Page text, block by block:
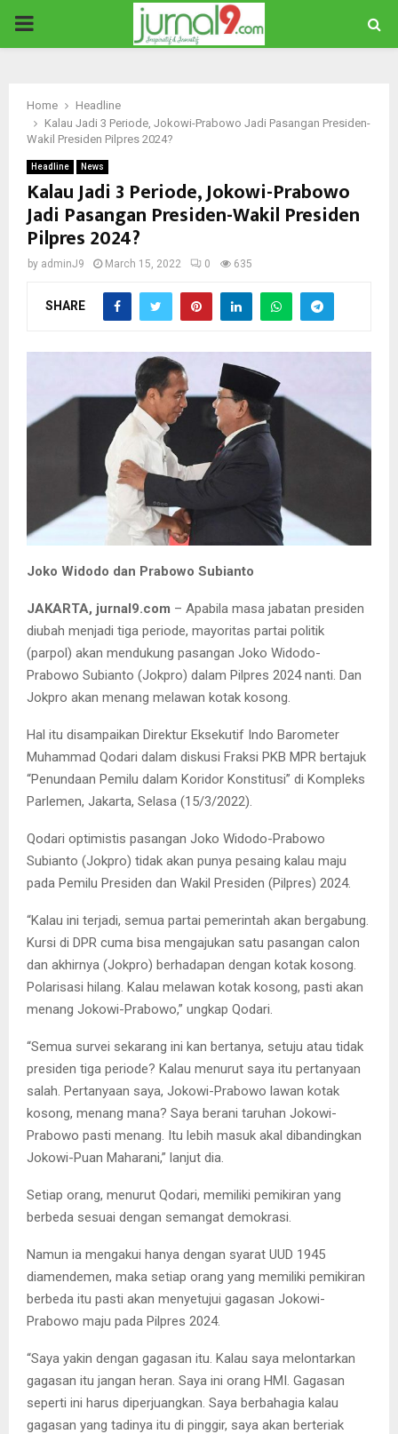
PRIMARY
Home
Headline
Kalau Jadi 3 Periode, Jokowi-Prabowo Jadi Pasangan Presiden-
Wakil Presiden Pilpres 2024?
Headline News
Kalau Jadi 3 Periode, Jokowi-Prabowo
Jadi Pasangan Presiden-Wakil Presiden
Pilpres 2024?
by adminJ9 March 15, 2022 0 635
SHARE
Joko Widodo dan Prabowo Subianto
JAKARTA, jurnal9.com – Apabila masa jabatan presiden
diubah menjadi tiga periode, mayoritas partai politik
(parpol) akan mendukung pasangan Joko Widodo-
Prabowo Subianto (Jokpro) dalam Pilpres 2024 nanti. Dan
Jokpro akan menang melawan kotak kosong.
Hal itu disampaikan Direktur Eksekutif Indo Barometer
Muhammad Qodari dalam diskusi Fraksi PKB MPR bertajuk
“Penundaan Pemilu dalam Koridor Konstitusi” di Kompleks
Parlemen, Jakarta, Selasa (15/3/2022).
Qodari optimistis pasangan Joko Widodo-Prabowo
Subianto (Jokpro) tidak akan punya pesaing kalau maju
pada Pemilu Presiden dan Wakil Presiden (Pilpres) 2024.
“Kalau ini terjadi, semua partai pemerintah akan bergabung.
Kursi di DPR cuma bisa mengajukan satu pasangan calon
dan akhirnya (Jokpro) berhadapan dengan kotak kosong.
Polarisasi hilang. Kalau melawan kotak kosong, pasti akan
menang Jokowi-Prabowo,” ungkap Qodari.
“Semua survei sekarang ini kan bertanya, setuju atau tidak
presiden tiga periode? Kalau menurut saya itu pertanyaan
salah. Pertanyaan saya, Jokowi-Prabowo lawan kotak
kosong, menang mana? Saya berani taruhan Jokowi-
Prabowo pasti menang. Itu lebih masuk akal dibandingkan
Jokowi-Puan Maharani,” lanjut dia.
Setiap orang, menurut Qodari, memiliki pemikiran yang
berbeda sesuai dengan semangat demokrasi.
Namun ia mengakui hanya dengan syarat UUD 1945
diamendemen, maka setiap orang yang memiliki pemikiran
berbeda itu pasti akan menyetujui gagasan Jokowi-
Prabowo maju pada Pilpres 2024.
“Saya yakin dengan gagasan itu. Kalau saya melontarkan
gagasan itu jangan heran. Saya ini orang HMI. Gagasan
seperti ini harus diperjuangkan. Saya berbahagia kalau
gagasan yang tadinya itu di pinggir, saya akan berteriak